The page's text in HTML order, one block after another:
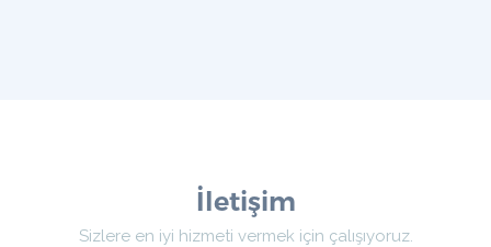
İletişim
Sizlere en iyi hizmeti vermek için çalışıyoruz.